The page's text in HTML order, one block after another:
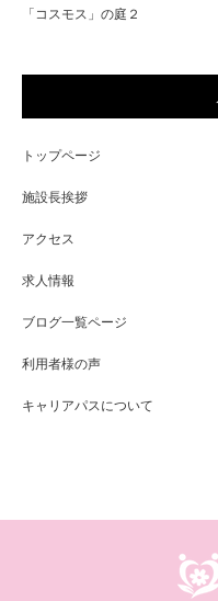
「コスモス」の庭２
トップページ
施設長挨拶
アクセス
求人情報
ブログ一覧ページ
利用者様の声
キャリアパスについて